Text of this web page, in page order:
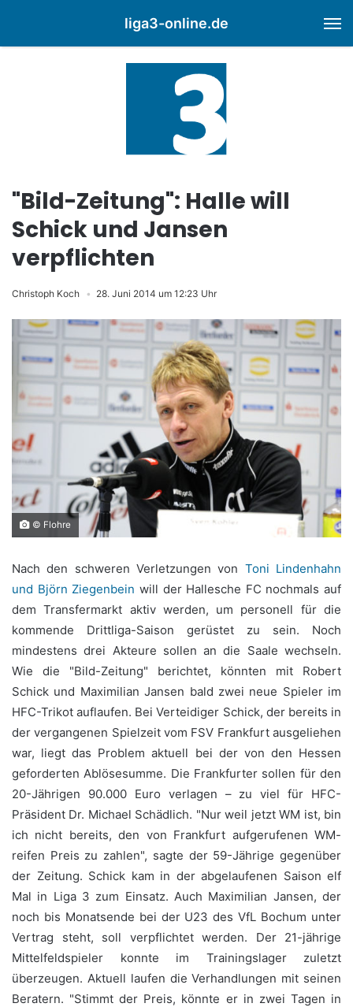
liga3-online.de
"Bild-Zeitung": Halle will
Schick und Jansen
verpflichten
Christoph Koch 28. Juni 2014 um 12:23 Uhr
© Flohre
Nach den schweren Verletzungen von Toni Lindenhahn
und Björn Ziegenbein will der Hallesche FC nochmals auf
dem Transfermarkt aktiv werden, um personell für die
kommende Drittliga-Saison gerüstet zu sein. Noch
mindestens drei Akteure sollen an die Saale wechseln.
Wie die "Bild-Zeitung" berichtet, könnten mit Robert
Schick und Maximilian Jansen bald zwei neue Spieler im
HFC-Trikot auflaufen. Bei Verteidiger Schick, der bereits in
der vergangenen Spielzeit vom FSV Frankfurt ausgeliehen
war, liegt das Problem aktuell bei der von den Hessen
geforderten Ablösesumme. Die Frankfurter sollen für den
20-Jährigen 90.000 Euro verlagen – zu viel für HFC-
Präsident Dr. Michael Schädlich. "Nur weil jetzt WM ist, bin
ich nicht bereits, den von Frankfurt aufgerufenen WM-
reifen Preis zu zahlen", sagte der 59-Jährige gegenüber
der Zeitung. Schick kam in der abgelaufenen Saison elf
Mal in Liga 3 zum Einsatz. Auch Maximilian Jansen, der
noch bis Monatsende bei der U23 des VfL Bochum unter
Vertrag steht, soll verpflichtet werden. Der 21-jährige
Mittelfeldspieler konnte im Trainingslager zuletzt
überzeugen. Aktuell laufen die Verhandlungen mit seinen
Beratern. "Stimmt der Preis, könnte er in zwei Tagen in